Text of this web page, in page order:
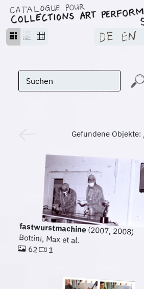
Gefundene Objekte:
fastwurstmachine(2007, 2008)
Bottini, Max et al.
62 1